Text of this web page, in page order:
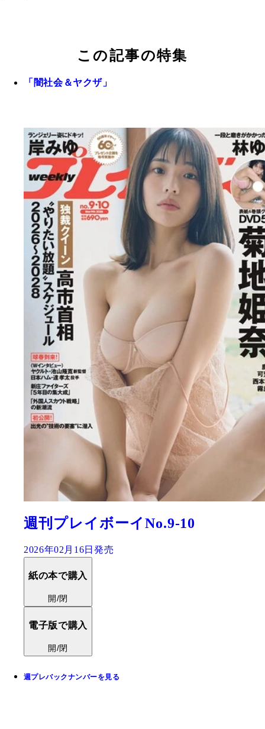
この記事の特集
「闇社会＆ヤクザ」
週刊プレイボーイNo.9-10
2026年02月16日発売
紙の本で購入
開/閉
電子版で購入
開/閉
週プレバックナンバーを見る